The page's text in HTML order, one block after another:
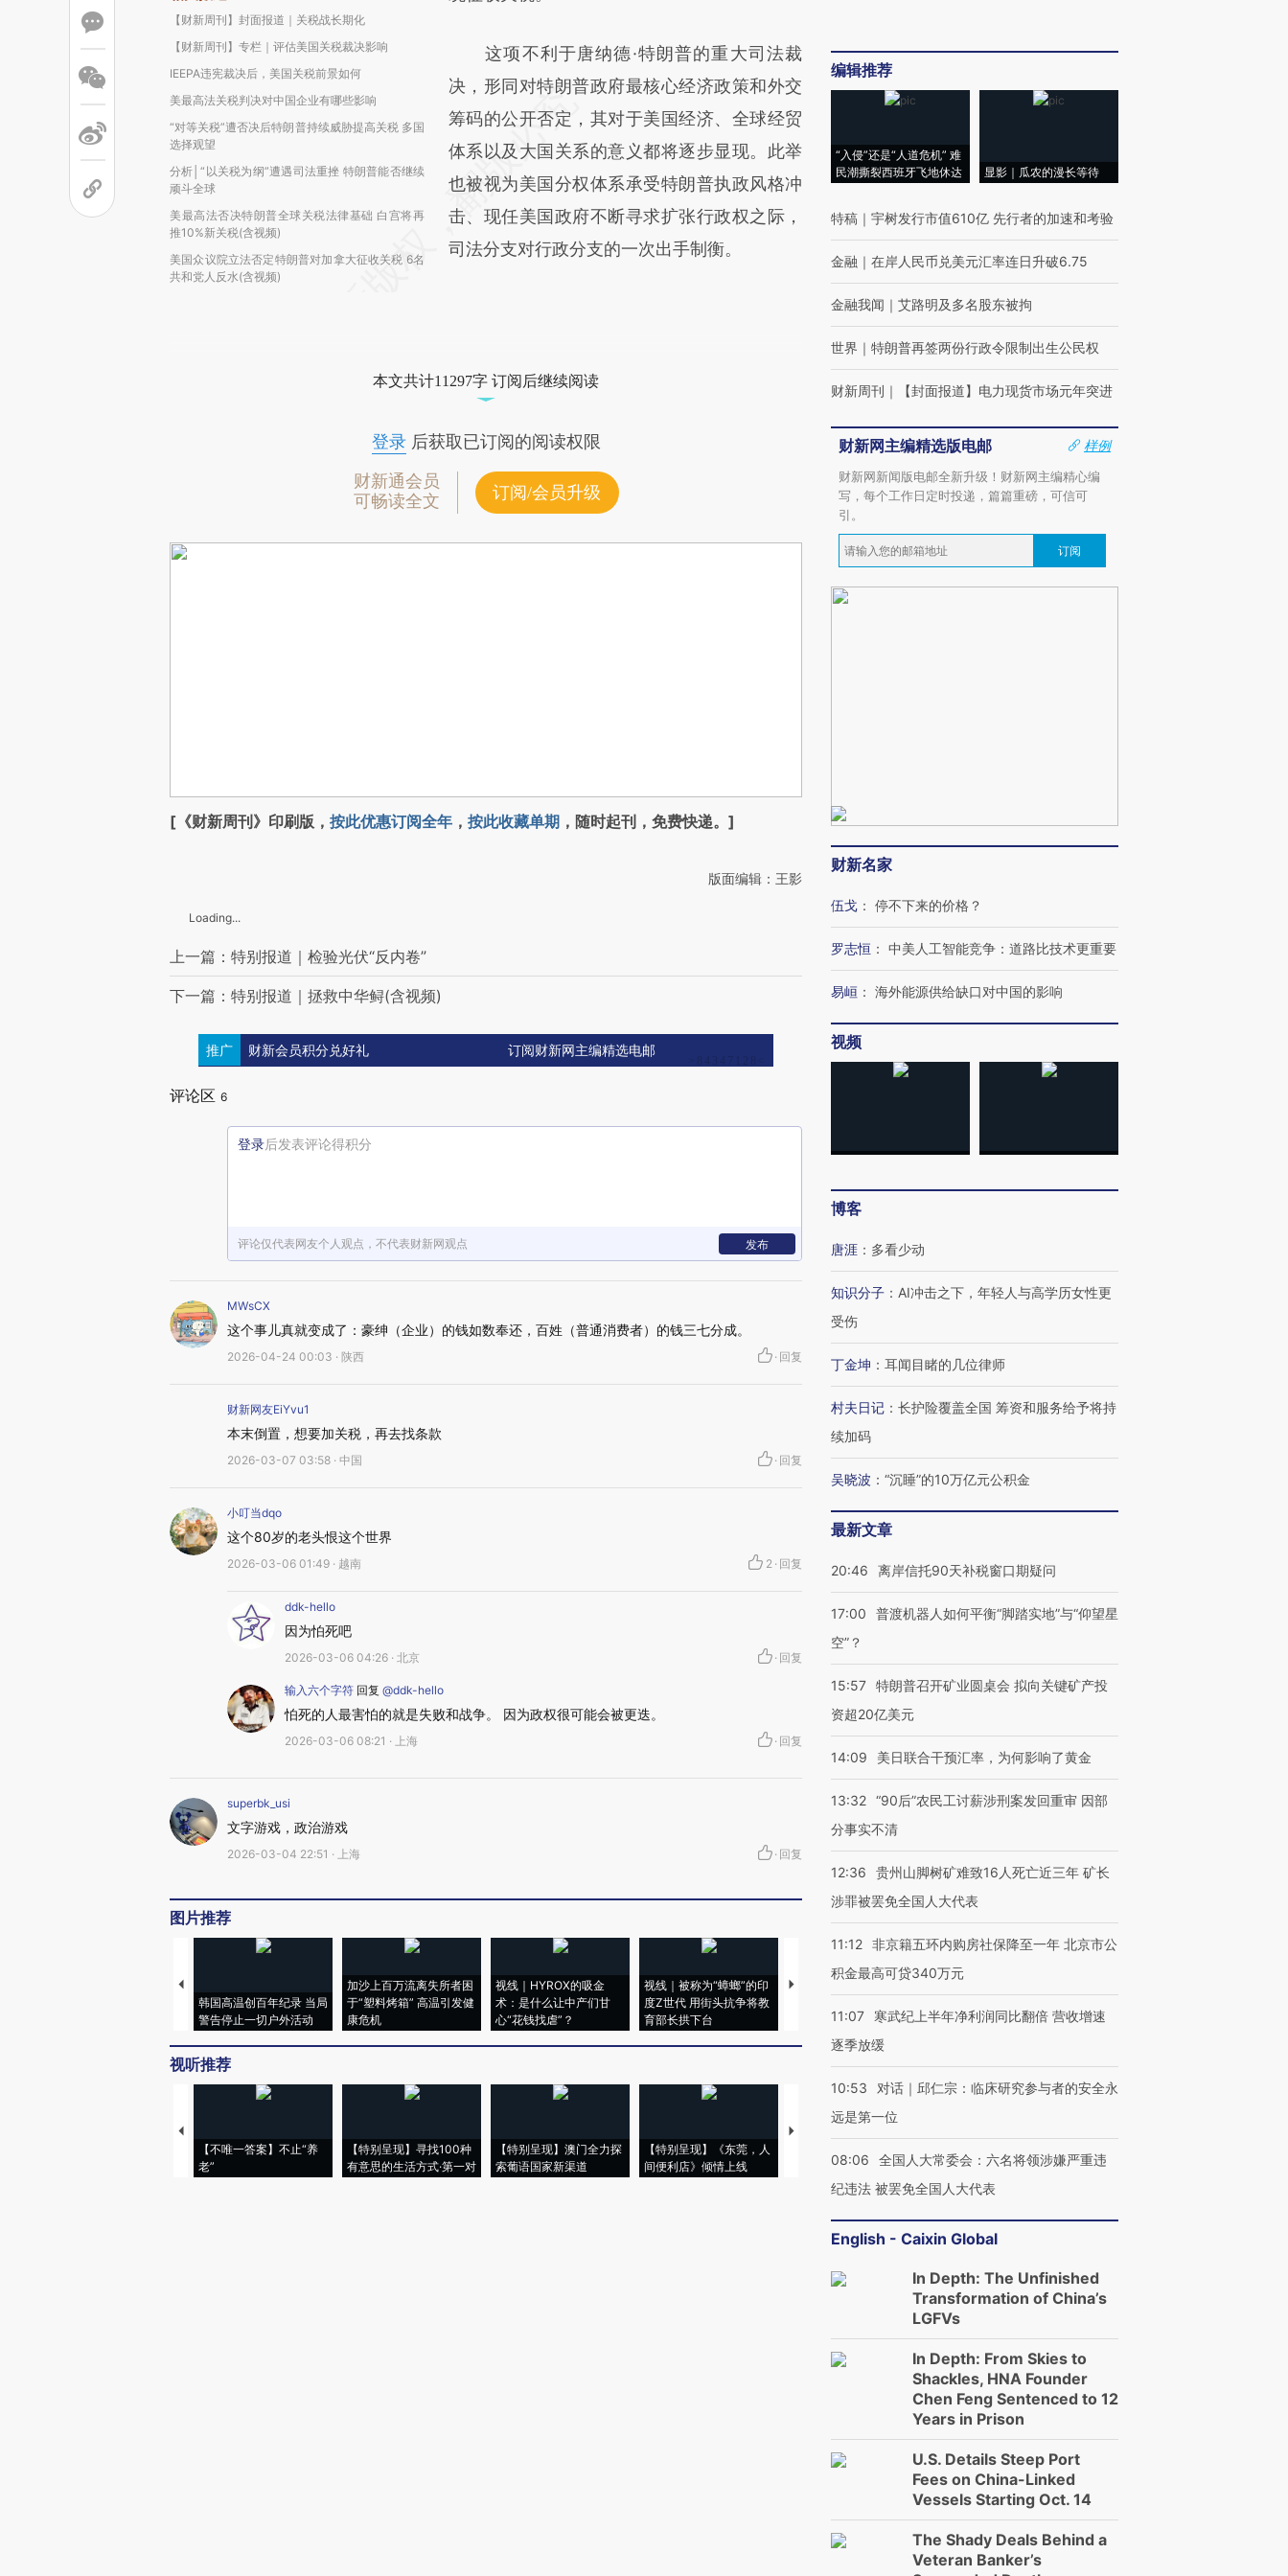
【财新周刊】封面报道｜关税战长期化
【财新周刊】专栏｜评估美国关税裁决影响
IEEPA违宪裁决后，美国关税前景如何
美最高法关税判决对中国企业有哪些影响
“对等关税”遭否决后特朗普持续威胁提高关税 多国
选择观望
分析│“以关税为纲”遭遇司法重挫 特朗普能否继续
顽斗全球
美最高法否决特朗普全球关税法律基础 白宫将再
推10%新关税(含视频)
美国众议院立法否定特朗普对加拿大征收关税 6名
共和党人反水(含视频)
这项不利于唐纳德·特朗普的重大司法裁
决，形同对特朗普政府最核心经济政策和外交
筹码的公开否定，其对于美国经济、全球经贸
体系以及大国关系的意义都将逐步显现。此举
也被视为美国分权体系承受特朗普执政风格冲
击、现任美国政府不断寻求扩张行政权之际，
司法分支对行政分支的一次出手制衡。
本文共计11297字 订阅后继续阅读
登录后获取已订阅的阅读权限
财新通会员
可畅读全文
订阅/会员升级
[《财新周刊》印刷版， 按此优惠订阅全年 ， 按此收藏单期 ，随时起刊，免费快递。]
版面编辑：王影
Loading...
上一篇：特别报道｜检验光伏“反内卷”
下一篇：特别报道｜拯救中华鲟(含视频)
推广 财新会员积分兑好礼 订阅财新网主编精选电邮
评论区 6
登录后发表评论得积分
评论仅代表网友个人观点，不代表财新网观点 发布
MWsCX
这个事儿真就变成了：豪绅（企业）的钱如数奉还，百姓（普通消费者）的钱三七分成。
2026-04-24 00:03 · 陕西 · 回复
财新网友EiYvu1
本末倒置，想要加关税，再去找条款
2026-03-07 03:58 · 中国 · 回复
小叮当dqo
这个80岁的老头恨这个世界
2026-03-06 01:49 · 越南 2 · 回复
ddk-hello
因为怕死吧
2026-03-06 04:26 · 北京 · 回复
输入六个字符 回复 @ddk-hello
怕死的人最害怕的就是失败和战争。 因为政权很可能会被更迭。
2026-03-06 08:21 · 上海 · 回复
superbk_usi
文字游戏，政治游戏
2026-03-04 22:51 · 上海 · 回复
图片推荐
韩国高温创百年纪录 当局
警告停止一切户外活动
加沙上百万流离失所者困
于“塑料烤箱” 高温引发健
康危机
视线｜HYROX的吸金
术：是什么让中产们甘
心“花钱找虐”？
视线｜被称为“蟑螂”的印
度Z世代 用街头抗争将教
育部长拱下台
视线｜“入侵”还是“人道危
飞地休达
4000人
米
视听推荐
【不唯一答案】不止“养
老”
【特别呈现】寻找100种
有意思的生活方式·第一对
【特别呈现】澳门全力探
索葡语国家新渠道
【特别呈现】《东莞，人
间便利店》倾情上线
【推广】走进第四届链博
有意思的生活方式·第三对
住三大增长引擎是什么？
编辑推荐
“入侵”还是“人道危机” 难
民潮撕裂西班牙飞地休达
显影｜瓜农的漫长等待
特稿 ｜ 宇树发行市值610亿 先行者的加速和考验
金融 ｜ 在岸人民币兑美元汇率连日升破6.75
金融我闻 ｜ 艾路明及多名股东被拘
世界 ｜ 特朗普再签两份行政令限制出生公民权
财新周刊 ｜ 【封面报道】电力现货市场元年突进
财新网主编精选版电邮
样例
财新网新闻版电邮全新升级！财新网主编精心编
写，每个工作日定时投递，篇篇重磅，可信可
引。
订阅
财新名家
伍戈 ： 停不下来的价格？
罗志恒 ： 中美人工智能竞争：道路比技术更重要
易峘 ： 海外能源供给缺口对中国的影响
视频
博客
唐涯 ： 多看少动
知识分子 ： AI冲击之下，年轻人与高学历女性更
受伤
丁金坤 ： 耳闻目睹的几位律师
村夫日记 ： 长护险覆盖全国 筹资和服务给予将持
续加码
吴晓波 ： “沉睡”的10万亿元公积金
最新文章
20:46 离岸信托90天补税窗口期疑问
17:00
普渡机器人如何平衡“脚踏实地”与“仰望星
空”？
15:57 特朗普召开矿业圆桌会 拟向关键矿产投
资超20亿美元
14:09 美日联合干预汇率，为何影响了黄金
13:32 “90后”农民工讨薪涉刑案发回重审 因部
分事实不清
12:36
贵州山脚树矿难致16人死亡近三年 矿长
涉罪被罢免全国人大代表
11:12 非京籍五环内购房社保降至一年 北京市公
积金最高可贷340万元
11:07
寒武纪上半年净利润同比翻倍 营收增速
逐季放缓
10:53
对话｜邱仁宗：临床研究参与者的安全永
远是第一位
08:06
全国人大常委会：六名将领涉嫌严重违
纪违法 被罢免全国人大代表
English - Caixin Global
In Depth: The Unfinished
Transformation of China’s
LGFVs
In Depth: From Skies to
Shackles, HNA Founder
Chen Feng Sentenced to 12
Years in Prison
U.S. Details Steep Port
Fees on China-Linked
Vessels Starting Oct. 14
The Shady Deals Behind a
Veteran Banker’s